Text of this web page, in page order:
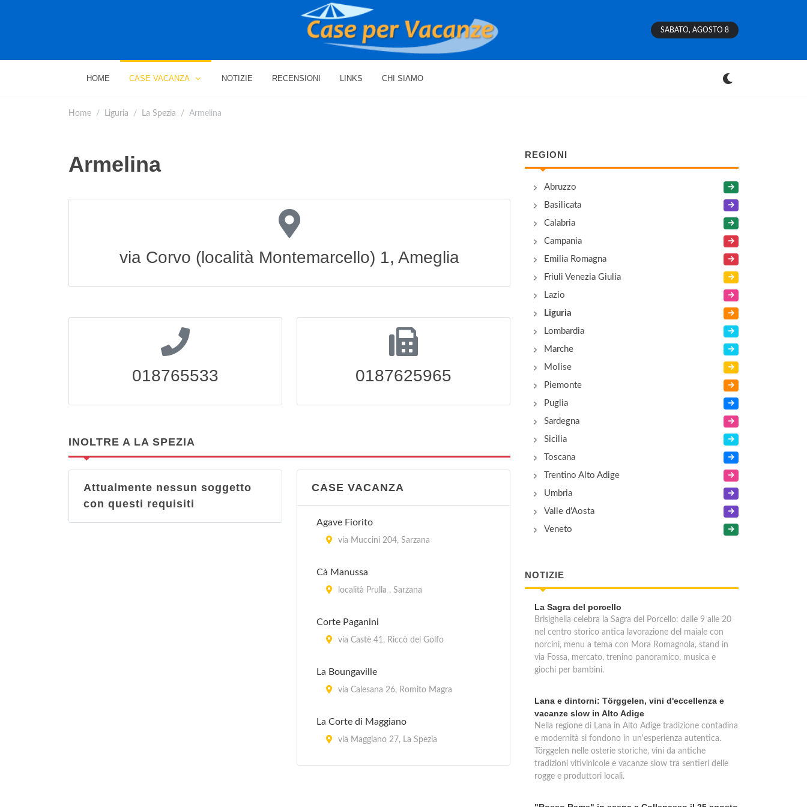
SABATO, AGOSTO 8
HOME CASE VACANZA NOTIZIE RECENSIONI LINKS CHI SIAMO
Home Liguria La Spezia Armelina
Armelina
via Corvo (località Montemarcello) 1, Ameglia
018765533 0187625965
INOLTRE A LA SPEZIA
Attualmente nessun soggetto
con questi requisiti
CASE VACANZA
Agave Fiorito
via Muccini 204, Sarzana
Cà Manussa
località Prulla , Sarzana
Corte Paganini
via Castè 41, Riccò del Golfo
La Boungaville
via Calesana 26, Romito Magra
La Corte di Maggiano
via Maggiano 27, La Spezia
REGIONI
Abruzzo
Basilicata
Calabria
Campania
Emilia Romagna
Friuli Venezia Giulia
Lazio
Liguria
Lombardia
Marche
Molise
Piemonte
Puglia
Sardegna
Sicilia
Toscana
Trentino Alto Adige
Umbria
Valle d'Aosta
Veneto
NOTIZIE
La Sagra del porcello
Brisighella celebra la Sagra del Porcello: dalle 9 alle 20
nel centro storico antica lavorazione del maiale con
norcini, menu a tema con Mora Romagnola, stand in
via Fossa, mercato, trenino panoramico, musica e
giochi per bambini.
Lana e dintorni: Törggelen, vini d'eccellenza e
vacanze slow in Alto Adige
Nella regione di Lana in Alto Adige tradizione contadina
e modernità si fondono in un'esperienza autentica.
Törggelen nelle osterie storiche, vini da antiche
tradizioni vitivinicole e vacanze slow tra sentieri delle
rogge e produttori locali.